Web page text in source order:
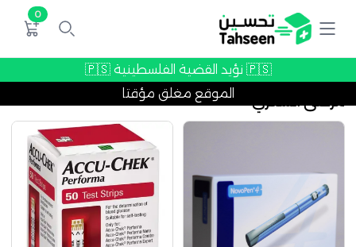
0
🇵🇸 نؤيد القضية الفلسطينية 🇵🇸
الموقع مغلق مؤقتا
مرضى السكري